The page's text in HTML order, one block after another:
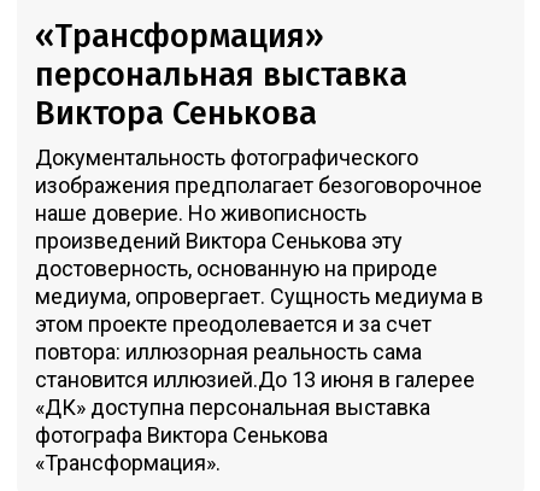
«Трансформация»
персональная выставка
Виктора Сенькова
Документальность фотографического
изображения предполагает безоговорочное
наше доверие. Но живописность
произведений Виктора Сенькова эту
достоверность, основанную на природе
медиума, опровергает. Сущность медиума в
этом проекте преодолевается и за счет
повтора: иллюзорная реальность сама
становится иллюзией.До 13 июня в галерее
«ДК» доступна персональная выставка
фотографа Виктора Сенькова
«Трансформация».